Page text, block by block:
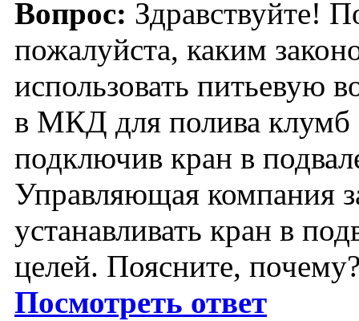
Вопрос: Здравствуйте!
пожалуйста, каким
использовать питьевую
в МКД для полива клумб
подключив кран в
Управляющая компания
устанавливать кран в
целей. Поясните,
Посмотреть ответ